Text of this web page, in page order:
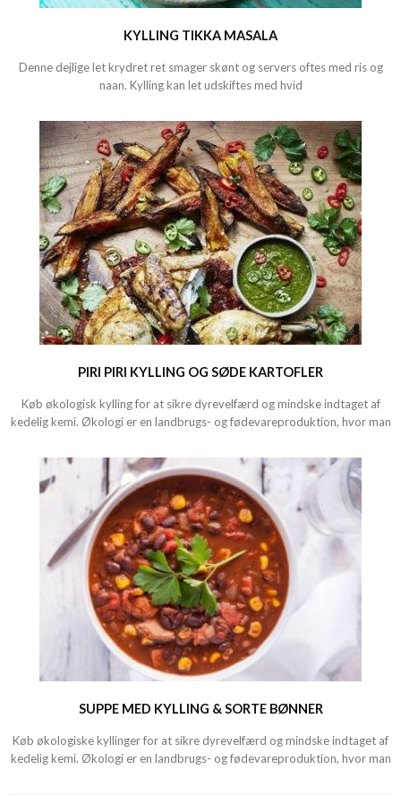
KYLLING TIKKA MASALA
Denne dejlige let krydret ret smager skønt og servers oftes med ris og
naan. Kylling kan let udskiftes med hvid
PIRI PIRI KYLLING OG SØDE KARTOFLER
Køb økologisk kylling for at sikre dyrevelfærd og mindske indtaget af
kedelig kemi. Økologi er en landbrugs- og fødevareproduktion, hvor man
SUPPE MED KYLLING & SORTE BØNNER
Køb økologiske kyllinger for at sikre dyrevelfærd og mindske indtaget af
kedelig kemi. Økologi er en landbrugs- og fødevareproduktion, hvor man